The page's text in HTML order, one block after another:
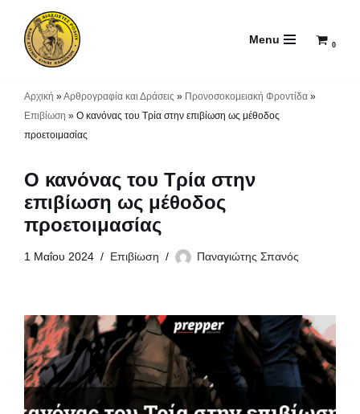
Μεταπηδήστε
Menu 0
Αρχική »Αρθρογραφία και Δράσεις » Προνοσοκομειακή Φροντίδα »
Επιβίωση » Ο κανόνας του Τρία στην επιβίωση ως μέθοδος
προετοιμασίας
Ο κανόνας του Τρία στην
επιβίωση ως μέθοδος
προετοιμασίας
1 Μαΐου 2024 Επιβίωση Παναγιώτης Σπανός